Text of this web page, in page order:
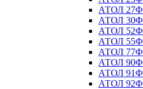
АТОЛ 27Ф
АТОЛ 30Ф
АТОЛ 52Ф
АТОЛ 55Ф
АТОЛ 77Ф
АТОЛ 90Ф
АТОЛ 91Ф
АТОЛ 92Ф